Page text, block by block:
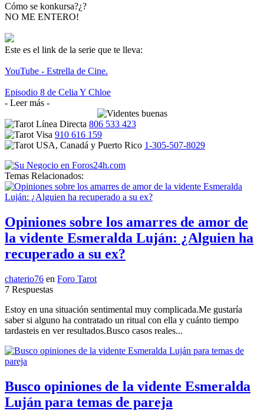
Cómo se konkursa?¿?
NO ME ENTERO!
Este es el link de la serie que te lleva:
YouTube - Estrella de Cine.
Episodio 8 de Celia Y Chloe
- Leer más -
806 533 423
910 616 159
1-305-507-8029
Temas Relacionados:
Opiniones sobre los amarres de amor de
la vidente Esmeralda Luján: ¿Alguien ha
recuperado a su ex?
chaterio76 en Foro Tarot
7 Respuestas
Estoy en una situación sentimental muy complicada.Me gustaría
saber si alguno ha contratado un ritual con ella y cuánto tiempo
tardasteis en ver resultados.Busco casos reales...
Busco opiniones de la vidente Esmeralda
Luján para temas de pareja